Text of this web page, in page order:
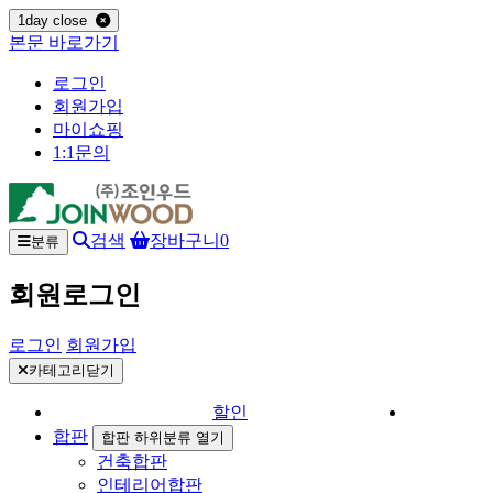
1day close
본문 바로가기
로그인
회원가입
마이쇼핑
1:1문의
분류 검색 장바구니 0
회원로그인
로그인 회원가입
카테고리닫기
할인
합판
합판 하위분류 열기
건축합판
인테리어합판